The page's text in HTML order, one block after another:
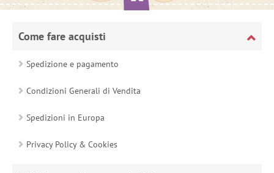
Come fare acquisti
Spedizione e pagamento
Condizioni Generali di Vendita
Spedizioni in Europa
Privacy Policy & Cookies